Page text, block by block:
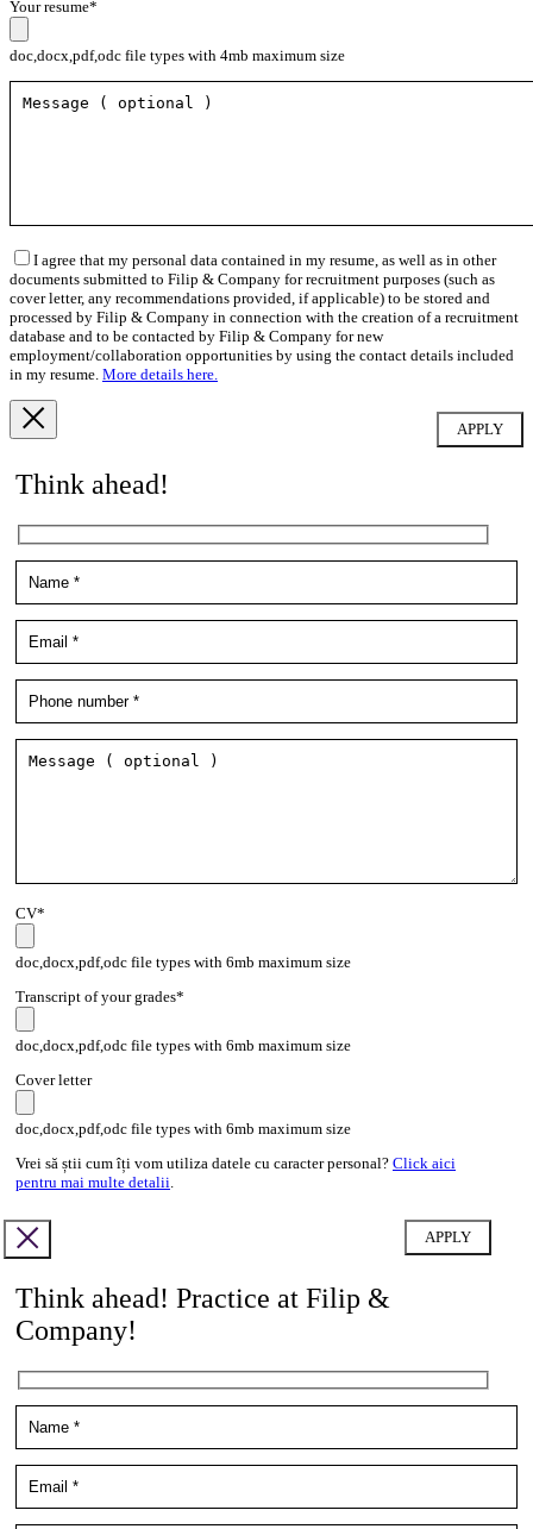
Your resume*
doc,docx,pdf,odc file types with 4mb maximum size
I agree that my personal data contained in my resume, as well as in other
documents submitted to Filip & Company for recruitment purposes (such as
cover letter, any recommendations provided, if applicable) to be stored and
processed by Filip & Company in connection with the creation of a recruitment
database and to be contacted by Filip & Company for new
employment/collaboration opportunities by using the contact details included
in my resume. More details here.
Think ahead!
CV*
doc,docx,pdf,odc file types with 6mb maximum size
Transcript of your grades*
doc,docx,pdf,odc file types with 6mb maximum size
Cover letter
doc,docx,pdf,odc file types with 6mb maximum size
Vrei să știi cum îți vom utiliza datele cu caracter personal? Click aici
pentru mai multe detalii
Think ahead! Practice at Filip &
Company!